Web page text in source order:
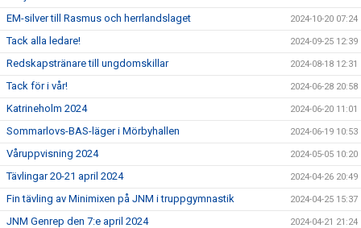
EM-silver till Rasmus och herrlandslaget 2024-10-20 07:24
Tack alla ledare! 2024-09-25 12:39
Redskapstränare till ungdomskillar 2024-08-18 12:31
Tack för i vår! 2024-06-28 20:58
Katrineholm 2024 2024-06-20 11:01
Sommarlovs-BAS-läger i Mörbyhallen 2024-06-19 10:53
Våruppvisning 2024 2024-05-05 10:20
Tävlingar 20-21 april 2024 2024-04-26 20:49
Fin tävling av Minimixen på JNM i truppgymnastik 2024-04-25 15:37
JNM Genrep den 7:e april 2024 2024-04-21 21:24